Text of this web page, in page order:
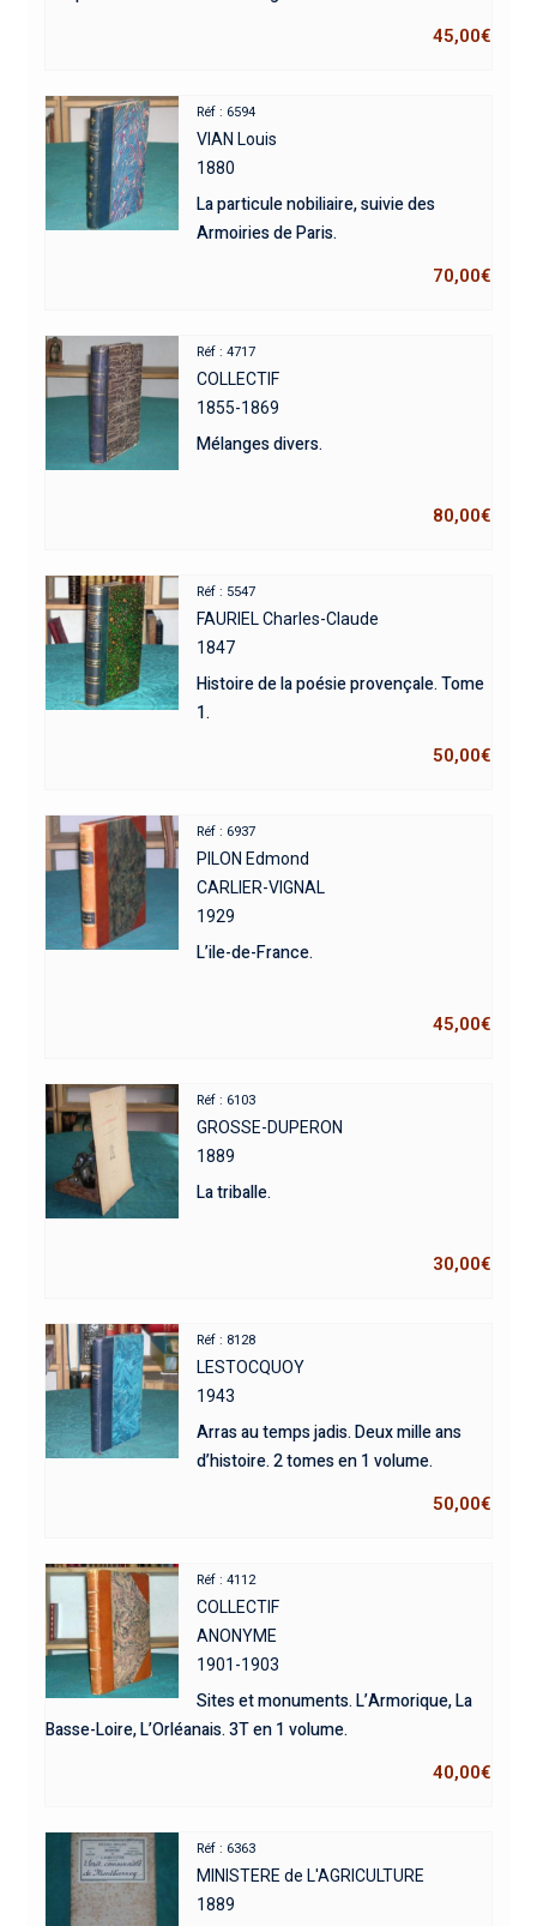
45,00€
Réf : 6594
VIAN Louis
1880
La particule nobiliaire, suivie des
Armoiries de Paris.
70,00€
Réf : 4717
COLLECTIF
1855-1869
Mélanges divers.
80,00€
Réf : 5547
FAURIEL Charles-Claude
1847
Histoire de la poésie provençale. Tome
1.
50,00€
Réf : 6937
PILON Edmond
CARLIER-VIGNAL
1929
L’ile-de-France.
45,00€
Réf : 6103
GROSSE-DUPERON
1889
La triballe.
30,00€
Réf : 8128
LESTOCQUOY
1943
Arras au temps jadis. Deux mille ans
d’histoire. 2 tomes en 1 volume.
50,00€
Réf : 4112
COLLECTIF
ANONYME
1901-1903
Sites et monuments. L’Armorique, La
Basse-Loire, L’Orléanais. 3T en 1 volume.
40,00€
Réf : 6363
MINISTERE de L'AGRICULTURE
1889